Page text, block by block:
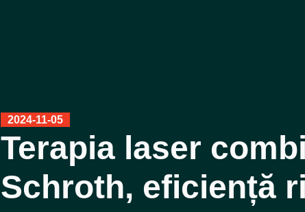
2024-11-05
Terapia laser
Schroth, eficiență